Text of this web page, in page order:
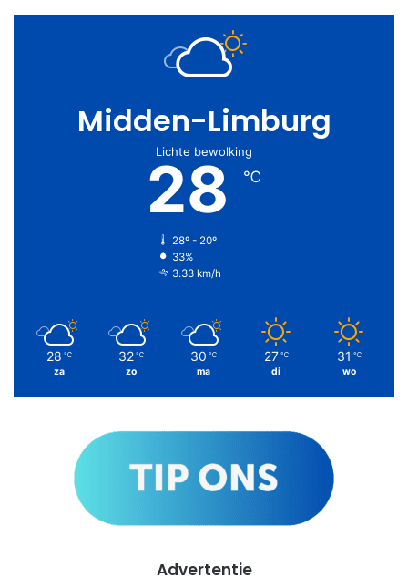
Midden-Limburg
Lichte bewolking
28 ℃
28º - 20º
33%
3.33 km/h
28 ℃
za
32 ℃
zo
30 ℃
ma
27 ℃
di
31 ℃
wo
Advertentie